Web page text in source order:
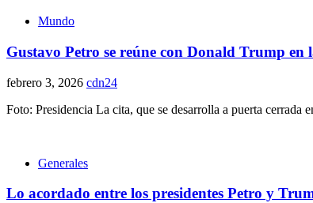
Mundo
Gustavo Petro se reúne con Donald Trump en
febrero 3, 2026 cdn24
Foto: Presidencia La cita, que se desarrolla a puerta
Generales
Lo acordado entre los presidentes Petro y